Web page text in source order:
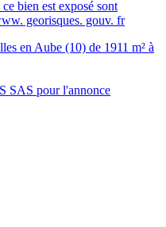
bien est exposé sont
georisques. gouv. fr